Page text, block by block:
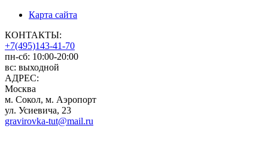
Карта сайта
КОНТАКТЫ:
+7(495)143-41-70
пн-сб: 10:00-20:00
вс: выходной
АДРЕС:
Москва
м. Сокол, м. Аэропорт
ул. Усиевича, 23
gravirovka-tut@mail.ru